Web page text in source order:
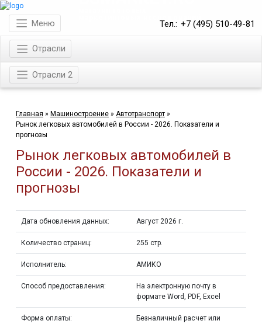
Тел.: +7 (495) 510-49-81
Меню
Отрасли
Отрасли 2
Главная » Машиностроение » Автотранспорт »
Рынок легковых автомобилей в России - 2026. Показатели и
прогнозы
Рынок легковых автомобилей в
России - 2026. Показатели и
прогнозы
Дата обновления данных: Август 2026 г.
Количество страниц: 255 стр.
Исполнитель: АМИКО
Способ предоставления:
На электронную почту в
формате Word, PDF, Excel
Форма оплаты:
Безналичный расчет или